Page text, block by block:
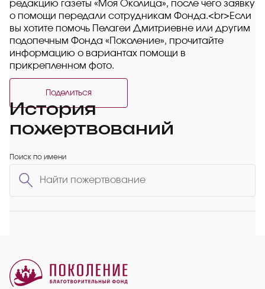
редакцию газеты «Моя Околица», после чего заявку
о помощи передали сотрудникам Фонда.<br>Если
вы хотите помочь Пелагеи Дмитриевне или другим
подопечным Фонда «Поколение», прочитайте
информацию о вариантах помощи в
прикрепленном фото.
Поделиться
История
пожертвований
Поиск по имени